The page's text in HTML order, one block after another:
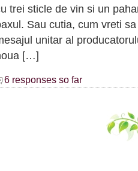
trei sticle de vin si un
Sau cutia, cum vreti
unitar al
[…]
6 responses so far